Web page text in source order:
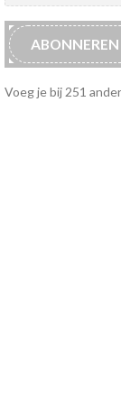
ABONNEREN
Voeg je bij 251